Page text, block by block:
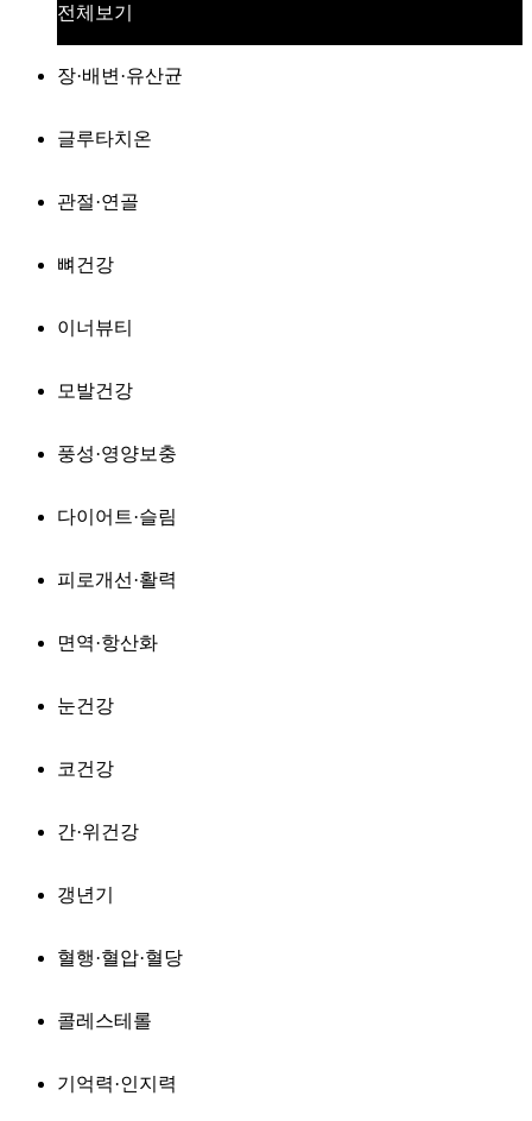
전체보기
장·배변·유산균
글루타치온
관절·연골
뼈건강
이너뷰티
모발건강
풍성·영양보충
다이어트·슬림
피로개선·활력
면역·항산화
눈건강
코건강
간·위건강
갱년기
혈행·혈압·혈당
콜레스테롤
기억력·인지력